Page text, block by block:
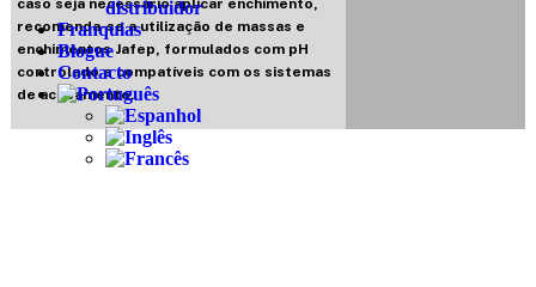
distribuidor
Franquias
Blogue
Contacto
caso seja necessário aplicar enchimento,
recomenda-se a utilização de massas e
enchimentos Jafep, formulados com pH
controlado e compatíveis com os sistemas
de acabamento.